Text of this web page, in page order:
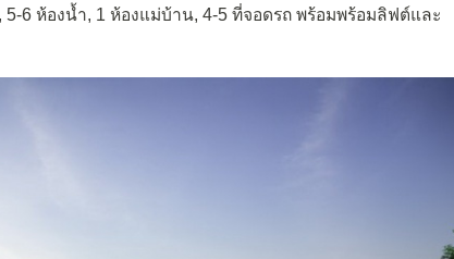
6 ห้องน้ำ, 1 ห้องแม่บ้าน, 4-5 ที่จอดรถ พร้อมพร้อมลิฟต์และ